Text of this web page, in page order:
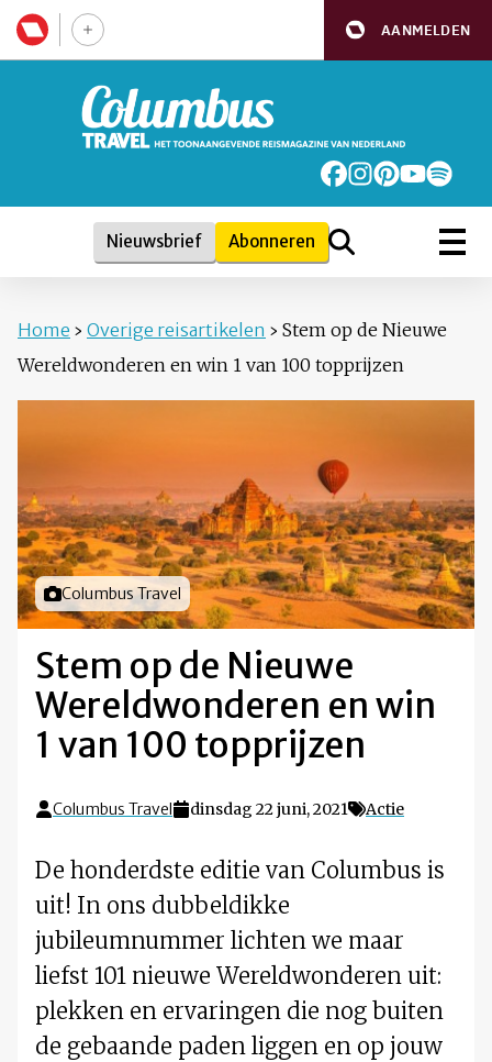
AANMELDEN
Nieuwsbrief Abonneren
Home › Overige reisartikelen › Stem op de Nieuwe
Wereldwonderen en win 1 van 100 topprijzen
Foto door
Columbus Travel
Stem op de Nieuwe
Wereldwonderen en win
1 van 100 topprijzen
Columbus Travel dinsdag 22 juni, 2021 Actie
De honderdste editie van Columbus is
uit! In ons dubbeldikke
jubileumnummer lichten we maar
liefst 101 nieuwe Wereldwonderen uit:
plekken en ervaringen die nog buiten
de gebaande paden liggen en op jouw